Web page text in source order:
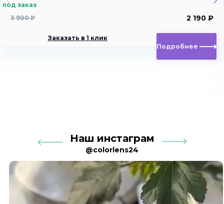
под заказ
3 900 ₽
2 190 ₽
Заказать в 1 клик
Подробнее
Наш инстаграм
@colorlens24